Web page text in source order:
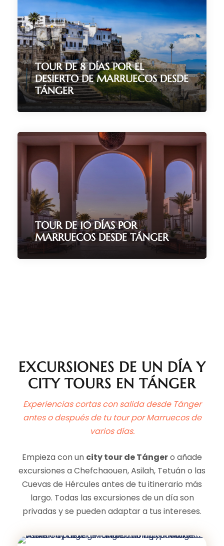
12 días/11 noches
(121 Reviews)
TOUR DE 8 DÍAS POR EL
DESIERTO DE MARRUECOS DESDE
TÁNGER
8 Días / 7 Noches
(185 Reviews)
TOUR DE 10 DÍAS POR
MARRUECOS DESDE TÁNGER
EXCURSIONES DE UN DÍA Y
CITY TOURS EN TÁNGER
Experiencias cortas con salida desde Tánger
antes o después de tu tour por Marruecos de
varios días.
Empieza con un city tour de Tángero añade
excursiones a Chefchaouen, Asilah, Tetuán o las
Cuevas de Hércules antes de tu itinerario más
largo. Todas las excursiones de un día son
privadas y se pueden adaptar a tus intereses.